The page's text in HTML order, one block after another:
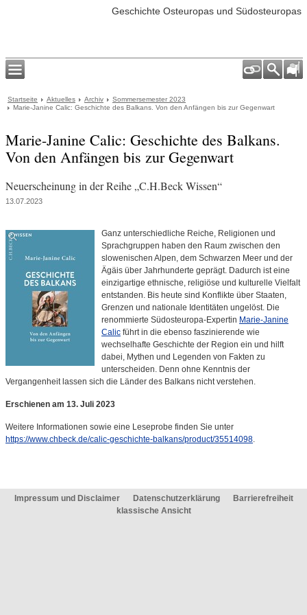
Geschichte Osteuropas und Südosteuropas
Startseite Aktuelles Archiv
Sommersemester 2023
Marie-Janine Calic: Geschichte des Balkans. Von den Anfängen bis zur Gegenwart
Marie-Janine Calic: Geschichte des Balkans.
Von den Anfängen bis zur Gegenwart
Neuerscheinung in der Reihe „C.H.Beck Wissen“
13.07.2023
Ganz unterschiedliche Reiche, Religionen und
Sprachgruppen haben den Raum zwischen den
slowenischen Alpen, dem Schwarzen Meer und der
Ägäis über Jahrhunderte geprägt. Dadurch ist eine
einzigartige ethnische, religiöse und kulturelle Vielfalt
entstanden. Bis heute sind Konflikte über Staaten,
Grenzen und nationale Identitäten ungelöst. Die
renommierte Südosteuropa-Expertin Marie-Janine
Calic führt in die ebenso faszinierende wie
wechselhafte Geschichte der Region ein und hilft
dabei, Mythen und Legenden von Fakten zu
unterscheiden. Denn ohne Kenntnis der
Vergangenheit lassen sich die Länder des Balkans nicht verstehen.
Erschienen am 13. Juli 2023
Weitere Informationen sowie eine Leseprobe finden Sie unter
https://www.chbeck.de/calic-geschichte-balkans/product/35514098.
Impressum und Disclaimer Datenschutzerklärung
Barrierefreiheit
klassische Ansicht